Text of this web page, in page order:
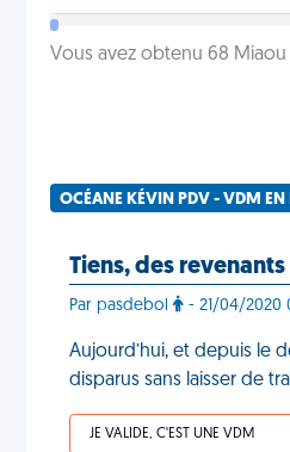
Vous avez obtenu 68
OCÉANE KÉVIN PDV - VDM EN
Tiens, des revenants
Par pasdebol - 21/04/2020
Aujourd’hui, et depuis le
disparus sans laisser de
JE VALIDE, C'EST UNE VDM